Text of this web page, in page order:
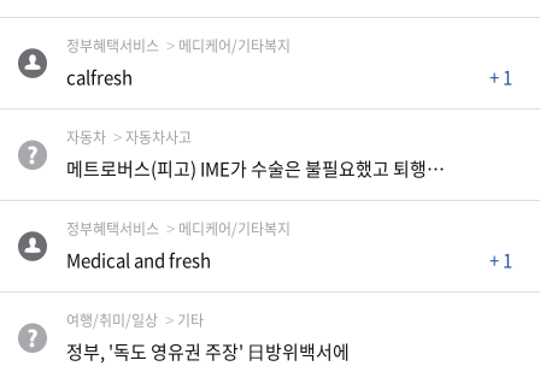
건
여
행/
미/
상
정부혜택서비스 메디케어/기타복지
calfresh + 1
자동차 자동차사고
메트로버스(피고) IME가 수술은 불필요했고 퇴행성 변화 때문이라고 주장합니다.
정부혜택서비스 메디케어/기타복지
Medical and fresh + 1
여행/취미/일상 기타
정부, '독도 영유권 주장' 日방위백서에